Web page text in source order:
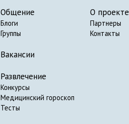
Общение
Блоги
Группы
Вакансии
Развлечение
Конкурсы
Медицинский гороскоп
Тесты
О проекте
Партнеры
Контакты